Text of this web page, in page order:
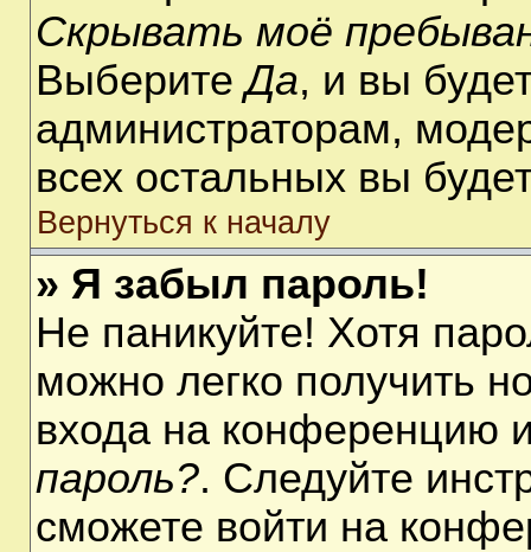
Скрывать моё
ВыберитеДа, и вы
администраторам,
всех остальных вы
Вернуться к началу
» Я забыл пароль!
Не паникуйте! Хотя
можно легко получить
входа на конференцию
пароль?. Следуйте
сможете войти на